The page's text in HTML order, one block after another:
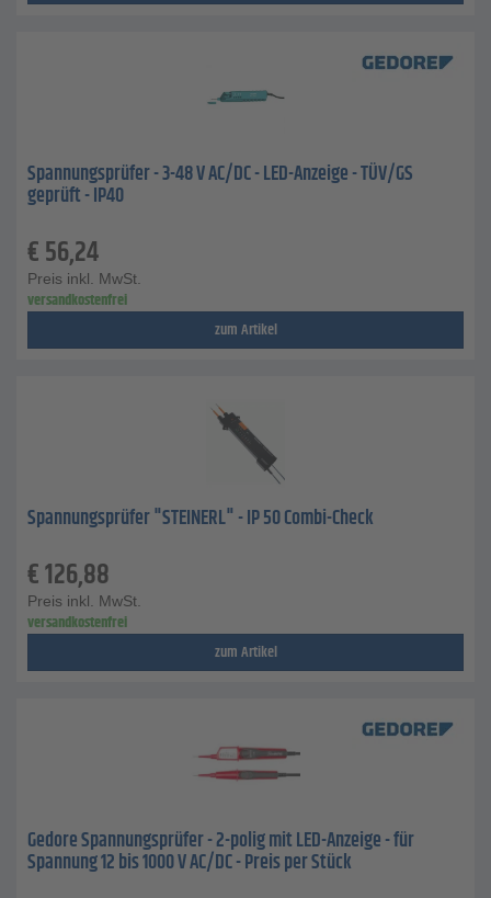
Spannungsprüfer - 3-48 V AC/DC - LED-Anzeige - TÜV/GS
geprüft - IP40
€56,24
Preis inkl. MwSt.
versandkostenfrei
zum Artikel
Spannungsprüfer "STEINERL" - IP 50 Combi-Check
€126,88
Preis inkl. MwSt.
versandkostenfrei
zum Artikel
Gedore Spannungsprüfer - 2-polig mit LED-Anzeige - für
Spannung 12 bis 1000 V AC/DC - Preis per Stück